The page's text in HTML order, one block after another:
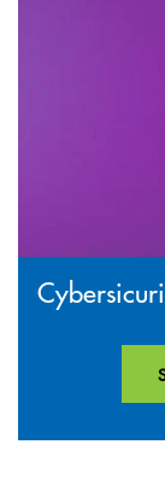
Cybersicuri